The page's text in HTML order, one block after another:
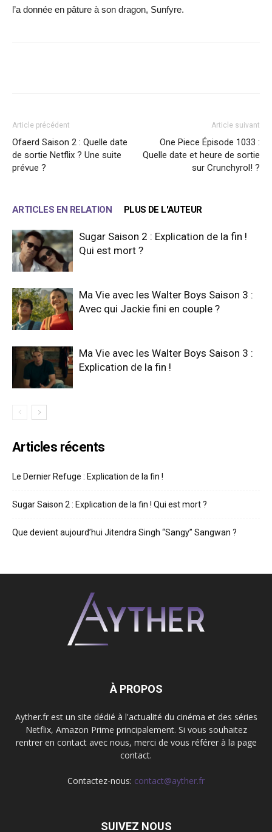
l’a donnée en pâture à son dragon, Sunfyre.
Article précédent
Ofaerd Saison 2 : Quelle date
de sortie Netflix ? Une suite
prévue ?
Article suivant
One Piece Épisode 1033 :
Quelle date et heure de sortie
sur Crunchyrol! ?
ARTICLES EN RELATION PLUS DE L'AUTEUR
Sugar Saison 2 : Explication de la fin !
Qui est mort ?
Ma Vie avec les Walter Boys Saison 3 :
Avec qui Jackie fini en couple ?
Ma Vie avec les Walter Boys Saison 3 :
Explication de la fin !
Articles récents
Le Dernier Refuge : Explication de la fin !
Sugar Saison 2 : Explication de la fin ! Qui est mort ?
Que devient aujourd’hui Jitendra Singh “Sangy” Sangwan ?
À PROPOS
Ayther.fr est un site dédié à l'actualité du cinéma et des séries
Netflix, Amazon Prime principalement. Si vous souhaitez
rentrer en contact avec nous, merci de vous référer à la page
contact.
Contactez-nous: contact@ayther.fr
SUIVEZ NOUS